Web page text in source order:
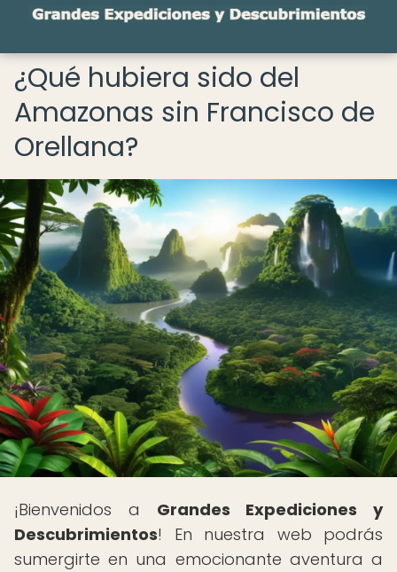
¿Qué hubiera sido del
Amazonas sin Francisco de
Orellana?
¡Bienvenidos a Grandes Expediciones y
Descubrimientos! En nuestra web podrás
sumergirte en una emocionante aventura a